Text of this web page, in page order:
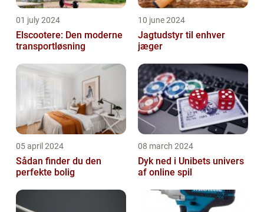
01 july 2024
Elscootere: Den moderne
transportløsning
10 june 2024
Jagtudstyr til enhver
jæger
05 april 2024
Sådan finder du den
perfekte bolig
08 march 2024
Dyk ned i Unibets univers
af online spil